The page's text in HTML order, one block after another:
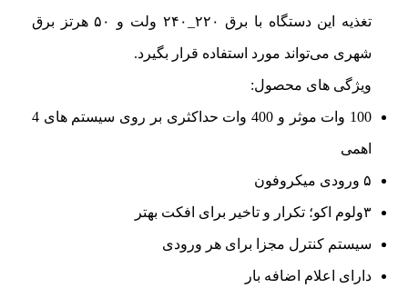
تغذیه این دستگاه با برق ۲۲۰_۲۴۰ ولت و ۵۰ هرتز برق
شهری می‌تواند مورد استفاده قرار بگیرد.
ویژگی های محصول:
100 وات موثر و 400 وات حداکثری بر روی سیستم های 4
اهمی
۳ولوم اکو؛ تکرار و تاخیر برای افکت بهتر
سیستم کنترل مجزا برای هر ورودی
دارای اعلام اضافه بار